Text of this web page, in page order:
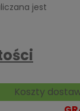
jest
Koszty